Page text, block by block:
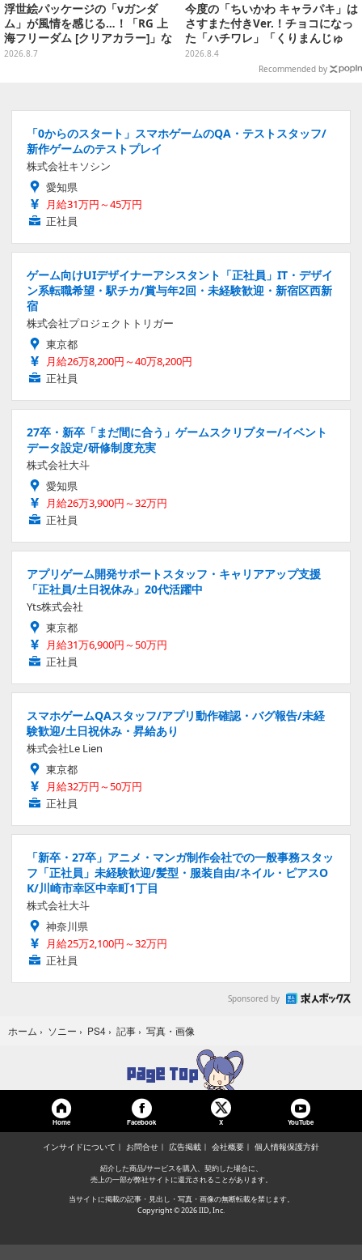
浮世絵パッケージの「νガンダ
ム」が風情を感じる…！「RG 上
海フリーダム [クリアカラー]」な
どガンプラ2商品が8月順次発売
2026.8.7
今度の「ちいかわ キャラパキ」は
さすまた付きVer.！チョコになっ
た「ハチワレ」「くりまんじゅ
う」たちも可愛い全8種
2026.8.4
Recommended by
「0からのスタート」スマホゲームのQA・テストスタッフ/
新作ゲームのテストプレイ
株式会社キソシン
愛知県
月給31万円～45万円
正社員
ゲーム向けUIデザイナーアシスタント「正社員」IT・デザイ
ン系転職希望・駅チカ/賞与年2回・未経験歓迎・新宿区西新
宿
株式会社プロジェクトトリガー
東京都
月給26万8,200円～40万8,200円
正社員
27卒・新卒「まだ間に合う」ゲームスクリプター/イベント
データ設定/研修制度充実
株式会社大斗
愛知県
月給26万3,900円～32万円
正社員
アプリゲーム開発サポートスタッフ・キャリアアップ支援
「正社員/土日祝休み」20代活躍中
Yts株式会社
東京都
月給31万6,900円～50万円
正社員
スマホゲームQAスタッフ/アプリ動作確認・バグ報告/未経
験歓迎/土日祝休み・昇給あり
株式会社Le Lien
東京都
月給32万円～50万円
正社員
「新卒・27卒」アニメ・マンガ制作会社での一般事務スタッ
フ「正社員」未経験歓迎/髪型・服装自由/ネイル・ピアスO
K/川崎市幸区中幸町1丁目
株式会社大斗
神奈川県
月給25万2,100円～32万円
正社員
Sponsored by
ホーム › ソニー › PS4 › 記事 › 写真・画像
Home Facebook X YouTube
インサイドについて お問合せ 広告掲載 会社概要 個人情報保護方針
紹介した商品/サービスを購入、契約した場合に、
売上の一部が弊社サイトに還元されることがあります。
当サイトに掲載の記事・見出し・写真・画像の無断転載を禁じます。
Copyright © 2026 IID, Inc.